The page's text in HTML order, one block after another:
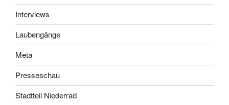
Interviews
Laubengänge
Meta
Presseschau
Stadtteil Niederrad